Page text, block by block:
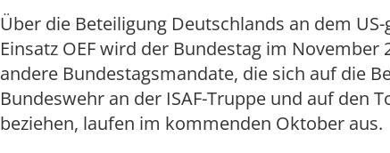
Über die Beteiligung Deutschlands an dem
Einsatz OEF wird der Bundestag im November
andere Bundestagsmandate, die sich auf die
Bundeswehr an der ISAF-Truppe und auf den
beziehen, laufen im kommenden Oktober aus.